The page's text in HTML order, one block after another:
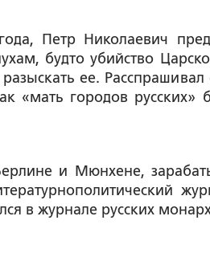
Петр Николаевич
будто убийство
ее.
«мать городов русских»
и Мюнхене,
в журнале русских